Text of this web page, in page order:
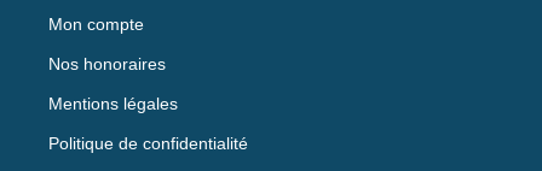
Mon compte
Nos honoraires
Mentions légales
Politique de confidentialité